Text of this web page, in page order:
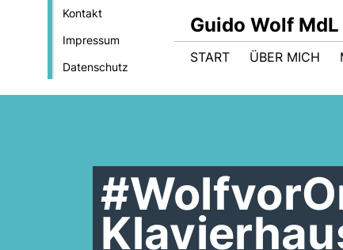
Kontakt
Impressum
Datenschutz
Guido Wolf MdL
START ÜBER MICH